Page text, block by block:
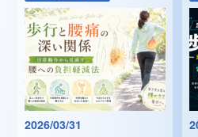
2026/03/31